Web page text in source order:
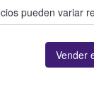
pueden variar
Vender